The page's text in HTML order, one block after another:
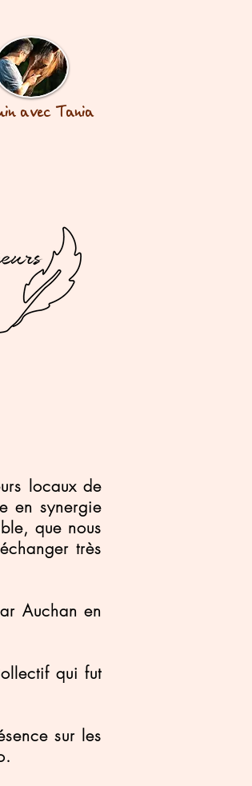
avec Tania
locaux de
en synergie
que nous
très
Auchan en
qui fut
sur les